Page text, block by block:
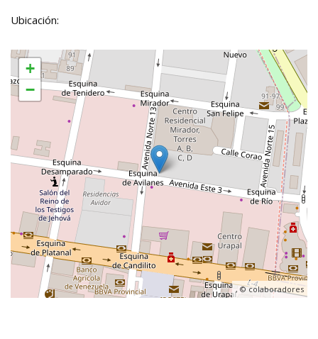
Ubicación:
+
−
, ©colaboradores